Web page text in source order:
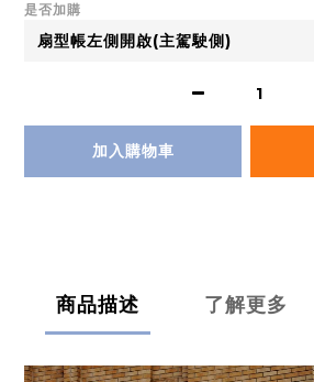
是否加購
加入購物車
商品描述 了解更多